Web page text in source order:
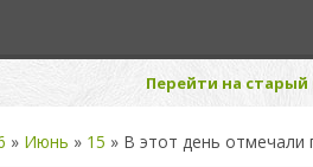
Перейти на
» Июнь » 15 » В этот день отмечали